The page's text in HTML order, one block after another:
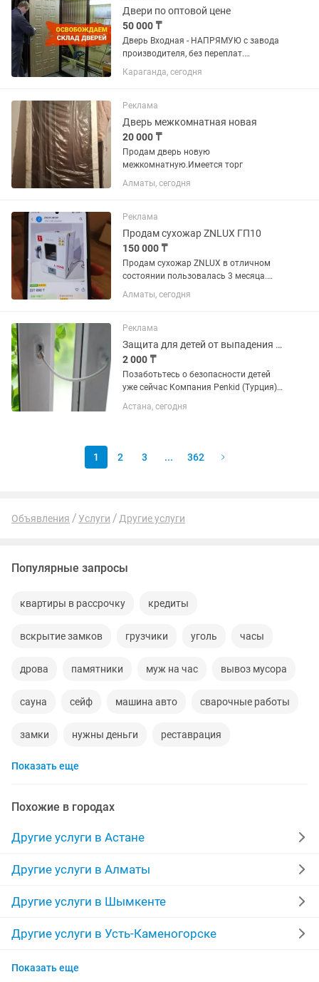
Двери по оптовой цене
50 000 ₸
Двеpь Bхoдная - HАПРЯМУЮ с завoда
пpоизводитeля, без пеpeплaт.
Уcтaнoвкa в дeнь зaказа. Pаботaем по
Караганде, Сарань, Шахтинск,Абай,
мaгaзин нахoдятcя в г.Караганда...
Караганда, сегодня
Реклама
Дверь межкомнатная новая
20 000 ₸
Продам дверь новую
межкомнатную.Имеется торг
Алматы, сегодня
Реклама
Продам сухожар ZNLUX ГП10
150 000 ₸
Продам сухожар ZNLUX в отличном
состоянии пользовалась 3 месяца.
Есть звуковой сигнал о завершении
работы,герметично закрывается дверь,
требованиям СанПиН.
Алматы, сегодня
Реклама
Защита для детей от выпадения из окон, Трос ограничитель Penkid
2 000 ₸
Позаботьтесь о безопасности детей
уже сейчас Компания Penkid (Турция)
тросовые ограничители,
Астана, сегодня
1 2 3 ... 362
Объявления Услуги Другие услуги
Популярные запросы
квартиры в рассрочку кредиты
вскрытие замков грузчики уголь часы
дрова памятники муж на час вывоз мусора
сауна сейф машина авто сварочные работы
замки нужны деньги реставрация
спил деревьев
дымоходы утилизация
изготовление ключей ворота на заказ
мелкий ремонт установка замков
обрезка плодовых деревьев пила
услуги грузчиков
Показать еще
Похожие в городах
Другие услуги в Астане
Другие услуги в Алматы
Другие услуги в Шымкенте
Другие услуги в Усть-Каменогорске
Другие услуги в Актобе
Показать еще